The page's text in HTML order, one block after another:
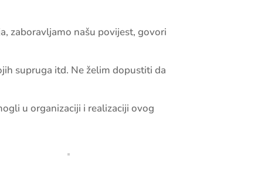
zaboravljamo našu povijest, govori
supruga itd. Ne želim dopustiti da
u organizaciji i realizaciji ovog